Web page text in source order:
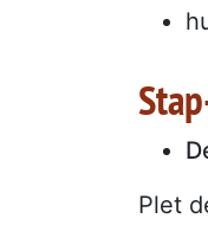
Plet